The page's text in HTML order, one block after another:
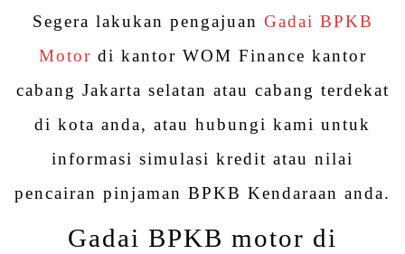
Segera lakukan pengajuan Gadai BPKB
Motor di kantor WOM Finance kantor
cabang Jakarta selatan atau cabang terdekat
di kota anda, atau hubungi kami untuk
informasi simulasi kredit atau nilai
pencairan pinjaman BPKB Kendaraan anda.
Gadai BPKB motor di